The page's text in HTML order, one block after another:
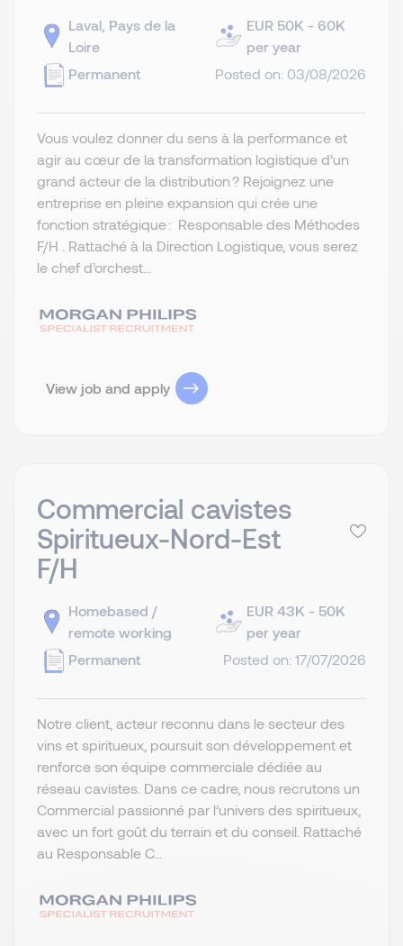
Laval, Pays de la
Loire
Permanent
EUR 50K - 60K
per year
Posted on: 03/08/2026
Vous voulez donner du sens à la performance et
agir au cœur de la transformation logistique d’un
grand acteur de la distribution ? Rejoignez une
entreprise en pleine expansion qui crée une
fonction stratégique : Responsable des Méthodes
F/H . Rattaché à la Direction Logistique, vous serez
le chef d’orchest...
View job and apply
Commercial cavistes
Spiritueux-Nord-Est
F/H
Homebased /
remote working
Permanent
EUR 43K - 50K
per year
Posted on: 17/07/2026
Notre client, acteur reconnu dans le secteur des
vins et spiritueux, poursuit son développement et
renforce son équipe commerciale dédiée au
réseau cavistes. Dans ce cadre, nous recrutons un
Commercial passionné par l’univers des spiritueux,
avec un fort goût du terrain et du conseil. Rattaché
au Responsable C...